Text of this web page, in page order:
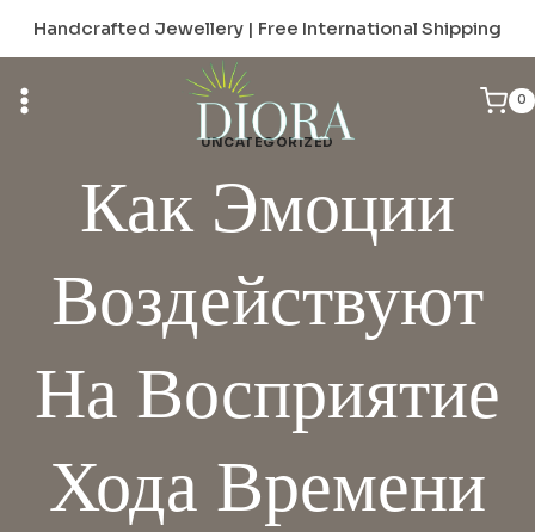
content
Handcrafted Jewellery | Free International Shipping
0
UNCATEGORIZED
Как Эмоции
Воздействуют
На Восприятие
Хода Времени